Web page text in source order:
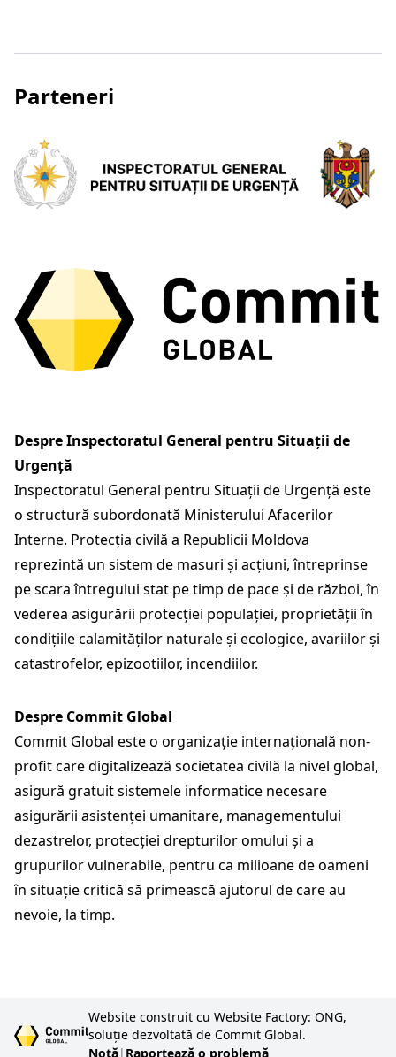
Parteneri
Despre Inspectoratul General pentru Situații de
Urgență
Inspectoratul General pentru Situații de Urgență este
o structură subordonată Ministerului Afacerilor
Interne. Protecția civilă a Republicii Moldova
reprezintă un sistem de masuri și acțiuni, întreprinse
pe scara întregului stat pe timp de pace și de război, în
vederea asigurării protecției populației, proprietății în
condițiile calamităților naturale și ecologice, avariilor și
catastrofelor, epizootiilor, incendiilor.
Despre Commit Global
Commit Global este o organizație internațională non-
profit care digitalizează societatea civilă la nivel global,
asigură gratuit sistemele informatice necesare
asigurării asistenței umanitare, managementului
dezastrelor, protecției drepturilor omului și a
grupurilor vulnerabile, pentru ca milioane de oameni
în situație critică să primească ajutorul de care au
nevoie, la timp.
Website construit cu Website Factory: ONG,
soluție dezvoltată de Commit Global.
Notă| Raportează o problemă